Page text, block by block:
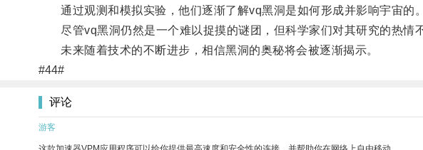
通过观测和模拟实验，他们逐渐了解vq黑洞是如何形成并影响宇宙的。
尽管vq黑洞仍然是一个难以捉摸的谜团，但科学家们对其研究的热情不
未来随着技术的不断进步，相信黑洞的奥秘将会被逐渐揭示。
#44#
评论
游客